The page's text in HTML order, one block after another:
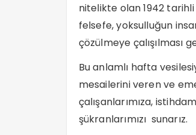
nitelikte olan 1942
felsefe, yoksulluğun
çözülmeye çalışılması
Bu anlamlı hafta
mesailerini veren ve
çalışanlarımıza,
şükranlarımızı sunarız.